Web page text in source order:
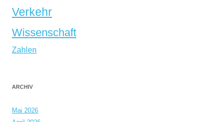
Verkehr
Wissenschaft
Zahlen
ARCHIV
Mai 2026